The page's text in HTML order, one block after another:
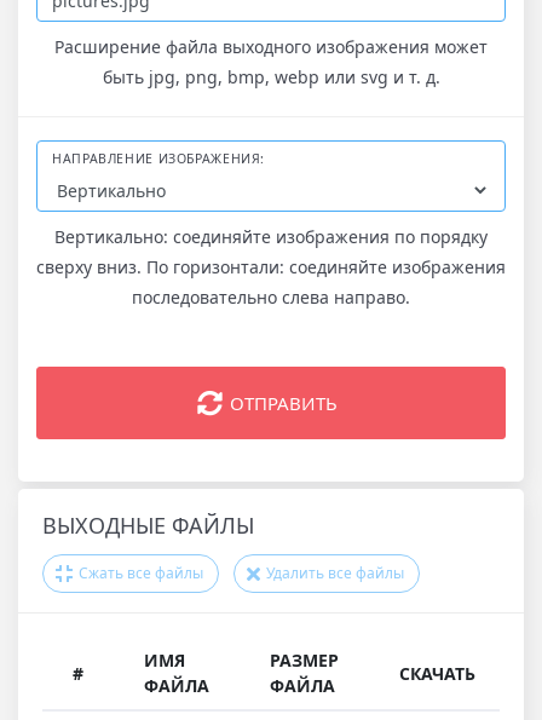
Расширение файла выходного изображения может
быть jpg, png, bmp, webp или svg и т. д.
НАПРАВЛЕНИЕ ИЗОБРАЖЕНИЯ:
Вертикально: соединяйте изображения по порядку
сверху вниз. По горизонтали: соединяйте изображения
последовательно слева направо.
ОТПРАВИТЬ
ВЫХОДНЫЕ ФАЙЛЫ
Сжать все файлы Удалить все файлы
#
ИМЯ
ФАЙЛА
РАЗМЕР
ФАЙЛА
СКАЧАТЬ